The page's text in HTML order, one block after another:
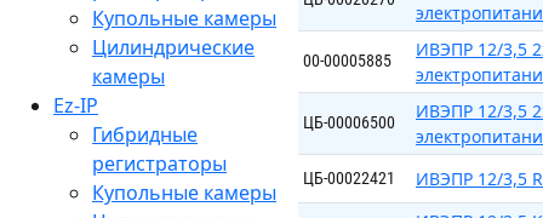
Купольные камеры
Цилиндрические
камеры
Ez-IP
Гибридные
регистраторы
Купольные камеры
00-00005885
ИВЭПР 12/3,5
ЦБ-00006500
ИВЭПР 12/3,5
ЦБ-00022421 ИВЭПР 12/3,5